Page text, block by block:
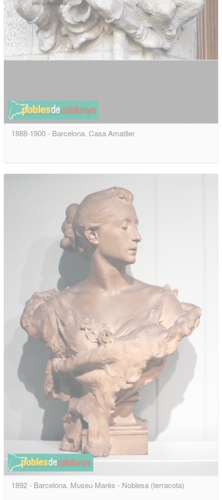
1888-1900 - Barcelona. Casa Amatller
1892 - Barcelona. Museu Marès - Noblesa (terracota)